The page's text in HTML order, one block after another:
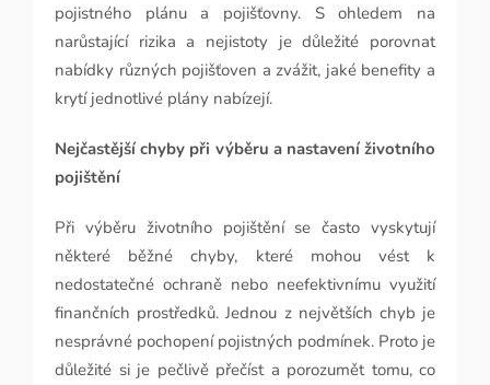
pojistného plánu a pojišťovny. S ohledem na
narůstající rizika a nejistoty je důležité porovnat
nabídky různých pojišťoven a zvážit, jaké benefity a
krytí jednotlivé plány nabízejí.
Nejčastější chyby při výběru a nastavení životního
pojištění
Při výběru životního pojištění se často vyskytují
některé běžné chyby, které mohou vést k
nedostatečné ochraně nebo neefektivnímu využití
finančních prostředků. Jednou z největších chyb je
nesprávné pochopení pojistných podmínek. Proto je
důležité si je pečlivě přečíst a porozumět tomu, co